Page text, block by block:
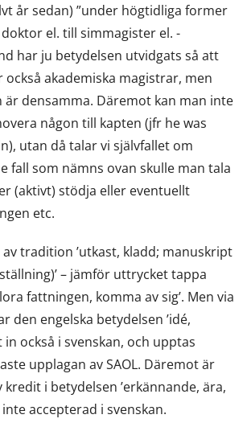
år sedan) ”under högtidliga former
el. till simmagister el. -
har ju betydelsen utvidgats så att
akademiska magistrar, men
densamma. Däremot kan man inte
någon till kapten (jfr he was
utan då talar vi självfallet om
fall som nämns ovan skulle man tala
(aktivt) stödja eller eventuellt
etc.
tradition ’utkast, kladd; manuskript
– jämför uttrycket tappa
fattningen, komma av sig’. Men via
den engelska betydelsen ’idé,
in också i svenskan, och upptas
upplagan av SAOL. Däremot är
i betydelsen ’erkännande, ära,
accepterad i svenskan.